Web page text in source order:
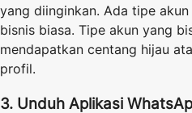
yang diinginkan. Ada tipe akun
bisnis biasa. Tipe akun yang
mendapatkan centang hijau
profil.
3. Unduh Aplikasi